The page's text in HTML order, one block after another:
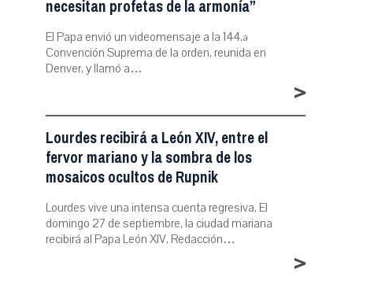
necesitan profetas de la armonía”
El Papa envió un videomensaje a la 144.ª
Convención Suprema de la orden, reunida en
Denver, y llamó a…
>
Lourdes recibirá a León XIV, entre el
fervor mariano y la sombra de los
mosaicos ocultos de Rupnik
Lourdes vive una intensa cuenta regresiva. El
domingo 27 de septiembre, la ciudad mariana
recibirá al Papa León XIV. Redacción…
>